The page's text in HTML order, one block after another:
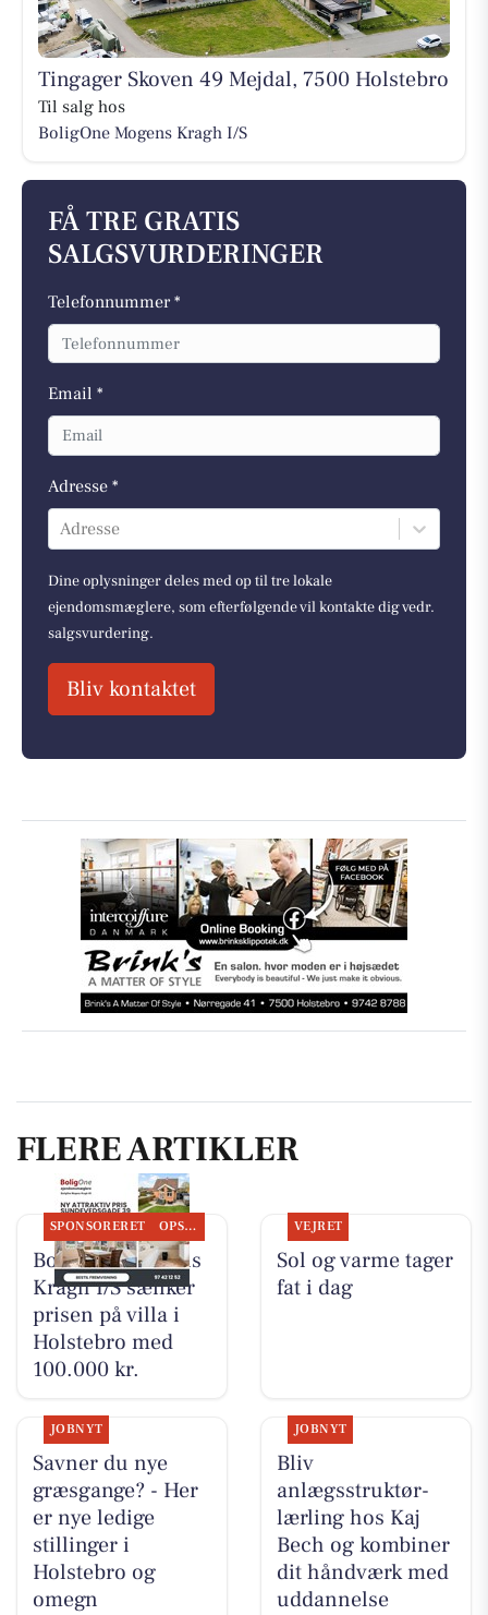
Tingager Skoven 49 Mejdal, 7500 Holstebro
Til salg hos
BoligOne Mogens Kragh I/S
FÅ TRE GRATIS
SALGSVURDERINGER
Telefonnummer *
Email *
Adresse *
Adresse
Dine oplysninger deles med op til tre lokale
ejendomsmæglere, som efterfølgende vil kontakte dig vedr.
salgsvurdering.
Bliv kontaktet
FLERE ARTIKLER
SPONSORERET OPSLAGSTAVLEN
BoligOne Mogens
Kragh I/S sænker
prisen på villa i
Holstebro med
100.000 kr.
VEJRET
Sol og varme tager
fat i dag
JOBNYT
Savner du nye
græsgange? - Her
er nye ledige
stillinger i
Holstebro og
omegn
JOBNYT
Bliv
anlægsstruktør-
lærling hos Kaj
Bech og kombiner
dit håndværk med
uddannelse